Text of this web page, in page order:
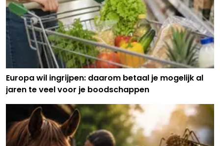
Europa wil ingrijpen: daarom betaal je mogelijk al
jaren te veel voor je boodschappen